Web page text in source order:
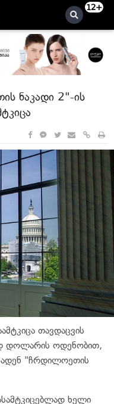
12+
ნაკადი 2"-ის
თავდაცვის
დოლარის ოდენობით,
"ჩრდილოეთის
ხელი